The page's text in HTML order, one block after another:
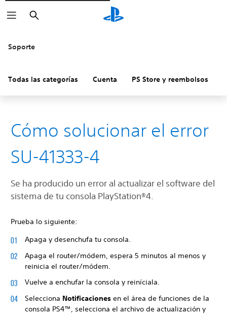
Buscar
Soporte
Todas las categorías Cuenta PS Store y reembolsos
Cómo solucionar el error
SU-41333-4
Se ha producido un error al actualizar el software del
sistema de tu consola ‎PlayStation®4.
Prueba lo siguiente:
Apaga y desenchufa tu consola.
Apaga el router/módem, espera 5 minutos al menos y
reinicia el router/módem.
Vuelve a enchufar la consola y reiníciala.
Selecciona Notificaciones en el área de funciones de la
consola PS4™, selecciona el archivo de actualización y